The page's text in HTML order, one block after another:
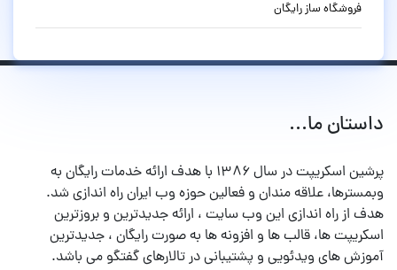
فروشگاه ساز رایگان
داستان ما...
پرشین اسکریپت در سال ۱۳۸۶ با هدف ارائه خدمات رایگان به
وبمسترها، علاقه مندان و فعالین حوزه وب ایران راه اندازی شد.
هدف از راه اندازی این وب سایت ، ارائه جدیدترین و بروزترین
اسکریپت ها، قالب ها و افزونه ها به صورت رایگان ، جدیدترین
آموزش های ویدئویی و پشتیبانی در تالارهای گفتگو می باشد.